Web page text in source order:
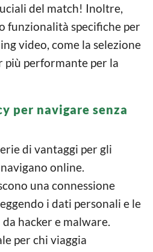
del match! Inoltre,
funzionalità specifiche per
video, come la selezione
più performante per la
per navigare senza
di vantaggi per gli
online.
una connessione
i dati personali e le
hacker e malware.
per chi viaggia